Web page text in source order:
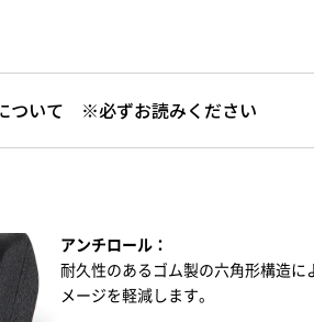
ついて ※必ずお読みください
アンチロール：
耐久性のあるゴム製の六角形構造に
メージを軽減します。